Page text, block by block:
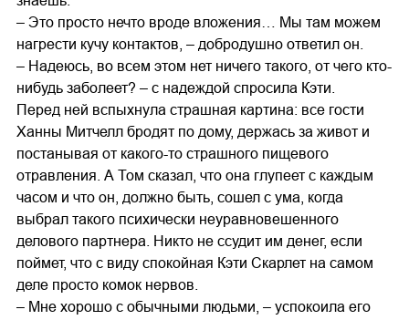
– Это просто нечто вроде вложения… Мы там можем
нагрести кучу контактов, – добродушно ответил он.
– Надеюсь, во всем этом нет ничего такого, от чего кто-
нибудь заболеет? – с надеждой спросила Кэти.
Перед ней вспыхнула страшная картина: все гости
Ханны Митчелл бродят по дому, держась за живот и
постанывая от какого-то страшного пищевого
отравления. А Том сказал, что она глупеет с каждым
часом и что он, должно быть, сошел с ума, когда
выбрал такого психически неуравновешенного
делового партнера. Никто не ссудит им денег, если
поймет, что с виду спокойная Кэти Скарлет на самом
деле просто комок нервов.
– Мне хорошо с обычными людьми, – успокоила его